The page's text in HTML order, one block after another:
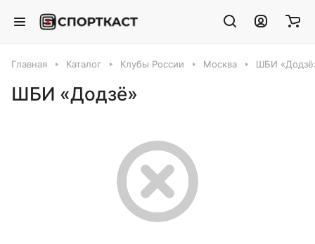
Главная Каталог Клубы России Москва ШБИ
ШБИ «Додзё»